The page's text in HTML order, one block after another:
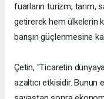
fuarların turizm, tarım,
getirerek hem ülkelerin
barışın güçlenmesine
Çetin, "Ticaretin
azaltıcı etkisidir.